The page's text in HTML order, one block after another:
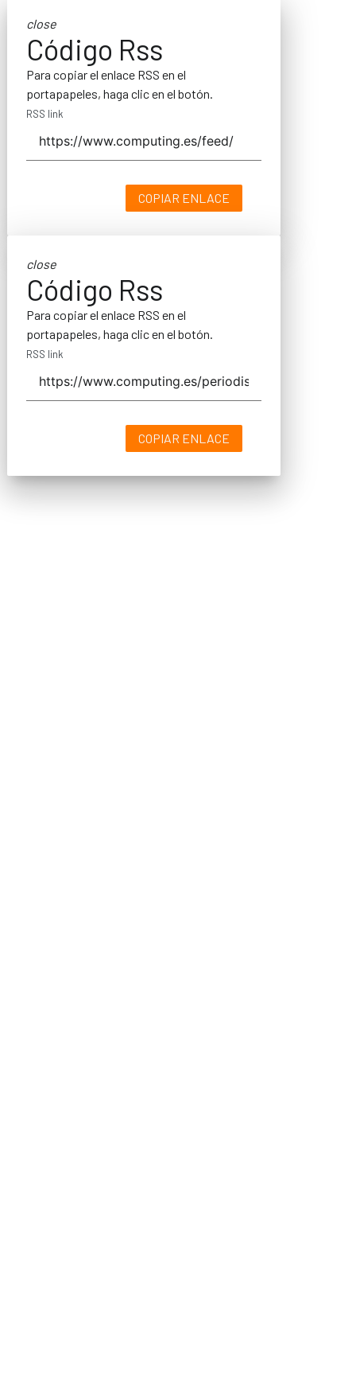
close
Código Rss
Para copiar el enlace RSS en el
portapapeles, haga clic en el botón.
RSS link
COPIAR ENLACE
close
Código Rss
Para copiar el enlace RSS en el
portapapeles, haga clic en el botón.
RSS link
COPIAR ENLACE